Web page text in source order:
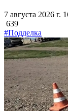
7 августа 2026 г.
639
#Подделка